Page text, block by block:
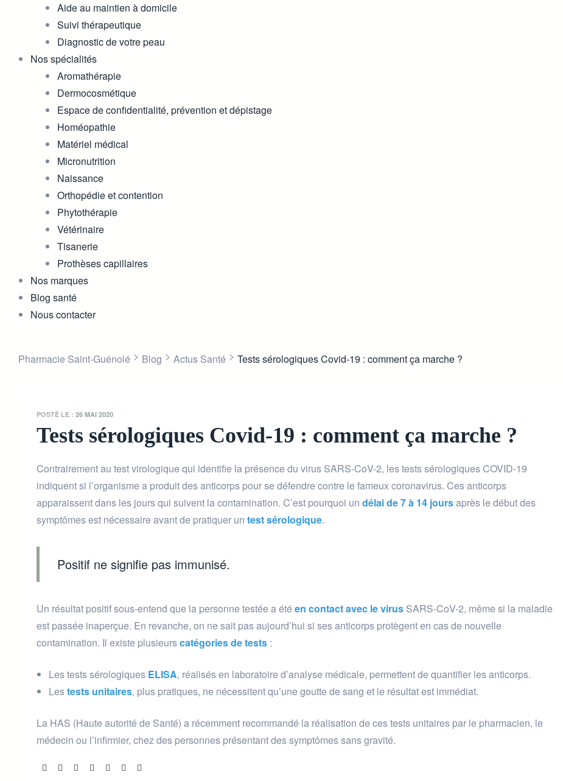
Aide au maintien à domicile
Suivi thérapeutique
Diagnostic de votre peau
Nos spécialités
Aromathérapie
Dermocosmétique
Espace de confidentialité, prévention et dépistage
Homéopathie
Matériel médical
Micronutrition
Naissance
Orthopédie et contention
Phytothérapie
Vétérinaire
Tisanerie
Prothèses capillaires
Nos marques
Blog santé
Nous contacter
Pharmacie Saint-Guénolé > Blog > Actus Santé > Tests sérologiques Covid-19 : comment ça marche ?
POSTÉ LE : 26 MAI 2020
Tests sérologiques Covid-19 : comment ça marche ?
Contrairement au test virologique qui identifie la présence du virus SARS-CoV-2, les tests sérologiques COVID-19
indiquent si l’organisme a produit des anticorps pour se défendre contre le fameux coronavirus. Ces anticorps
apparaissent dans les jours qui suivent la contamination. C’est pourquoi un délai de 7 à 14 joursaprès le début des
symptômes est nécessaire avant de pratiquer un test sérologique.
Positif ne signifie pas immunisé.
Un résultat positif sous-entend que la personne testée a été en contact avec le virus SARS-CoV-2, même si la maladie
est passée inaperçue. En revanche, on ne sait pas aujourd’hui si ses anticorps protègent en cas de nouvelle
contamination. Il existe plusieurscatégories de tests :
Les tests sérologiques ELISA, réalisés en laboratoire d’analyse médicale, permettent de quantifier les anticorps.
Lestests unitaires, plus pratiques, ne nécessitent qu’une goutte de sang et le résultat est immédiat.
La HAS (Haute autorité de Santé) a récemment recommandé la réalisation de ces tests unitaires par le pharmacien, le
médecin ou l’infirmier, chez des personnes présentant des symptômes sans gravité.
Share: